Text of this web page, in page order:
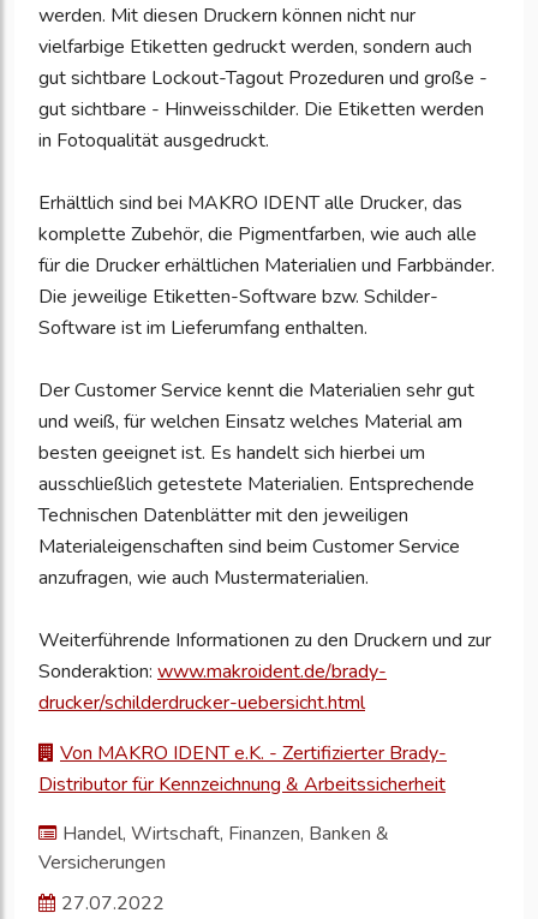
werden. Mit diesen Druckern können nicht nur
vielfarbige Etiketten gedruckt werden, sondern auch
gut sichtbare Lockout-Tagout Prozeduren und große -
gut sichtbare - Hinweisschilder. Die Etiketten werden
in Fotoqualität ausgedruckt.
Erhältlich sind bei MAKRO IDENT alle Drucker, das
komplette Zubehör, die Pigmentfarben, wie auch alle
für die Drucker erhältlichen Materialien und Farbbänder.
Die jeweilige Etiketten-Software bzw. Schilder-
Software ist im Lieferumfang enthalten.
Der Customer Service kennt die Materialien sehr gut
und weiß, für welchen Einsatz welches Material am
besten geeignet ist. Es handelt sich hierbei um
ausschließlich getestete Materialien. Entsprechende
Technischen Datenblätter mit den jeweiligen
Materialeigenschaften sind beim Customer Service
anzufragen, wie auch Mustermaterialien.
Weiterführende Informationen zu den Druckern und zur
Sonderaktion: www.makroident.de/brady-
drucker/schilderdrucker-uebersicht.html
Von MAKRO IDENT e.K. - Zertifizierter Brady-
Distributor für Kennzeichnung & Arbeitssicherheit
Handel, Wirtschaft, Finanzen, Banken &
Versicherungen
27.07.2022